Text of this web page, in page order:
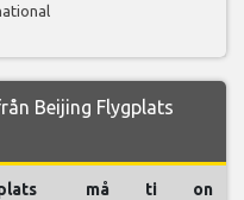
Beijing Flygplats
må ti on